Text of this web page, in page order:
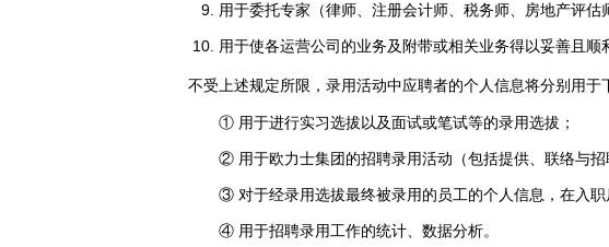
用于委托专家（律师、注册会计师、税务师、房地产评
用于使各运营公司的业务及附带或相关业务得以妥善且顺
不受上述规定所限，录用活动中应聘者的个人信息将分别用于
① 用于进行实习选拔以及面试或笔试等的录用选拔；
② 用于欧力士集团的招聘录用活动（包括提供、联络与
③ 对于经录用选拔最终被录用的员工的个人信息，在入
④ 用于招聘录用工作的统计、数据分析。